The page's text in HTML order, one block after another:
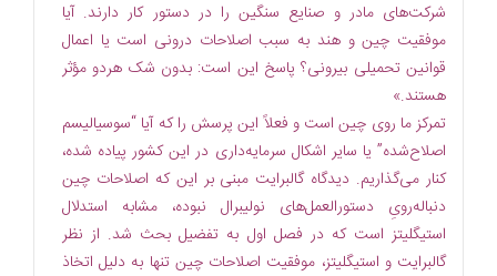
شرکت‌‌های مادر و صنایع سنگین را در دستور کار دارند. آیا
موفقیت چین و هند به سبب اصلاحات درونی است یا اعمال
قوانین تحمیلی بیرونی؟ پاسخ این است: بدون شک هردو مؤثر
هستند.»
تمرکز ما روی چین است و فعلاً این پرسش را که آیا “سوسیالیسم
اصلاح‌شده” یا سایر اشکال سرمایه‌داری در این کشور پیاده شده،
کنار می‏‌گذاریم. دیدگاه گالبرایت مبنی بر این که اصلاحات چین
دنباله‌‏رویِ دستورالعمل‌های نولیبرال نبوده، مشابه استدلال
استیگلیتز است که در فصل اول به تفضیل بحث شد. از نظر
گالبرایت و استیگلیتز، موفقیت اصلاحات چین تنها به دلیل اتخاذ